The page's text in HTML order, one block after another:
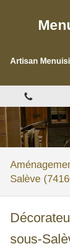
Artisan
Salève
sous-